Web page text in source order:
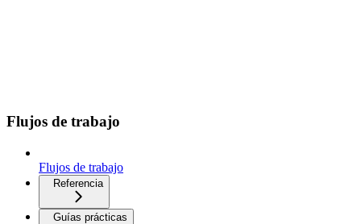
Flujos de trabajo
Flujos de trabajo
Referencia
Guías prácticas